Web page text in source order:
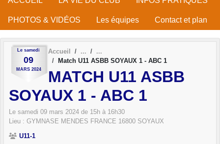
PHOTOS & VIDÉOS Les équipes Contact et plan
Le samedi
09
MARS 2024
Accueil
Match U11 ASBB SOYAUX 1 - ABC 1
MATCH U11 ASBB
SOYAUX 1 - ABC 1
Le samedi 09 mars 2024 de 15h à 16h30
Lieu : GYMNASE MENDES FRANCE 16800 SOYAUX
U11-1